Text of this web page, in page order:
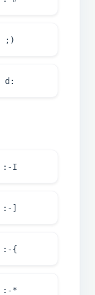
;)
d:
:-I
:-]
:-{
:-*